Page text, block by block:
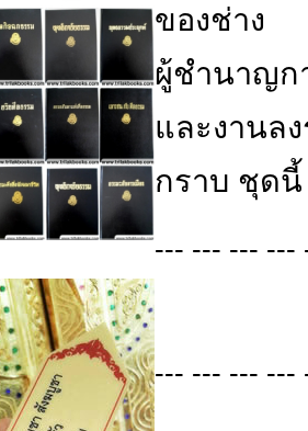
ของช่าง
ผู้ชำนาญก
และงานล
กราบ ชุดนี้
--- --- --- ---
--- --- --- ---